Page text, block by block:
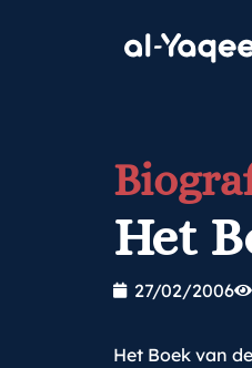
Het
27/02/2006
Het Boek van